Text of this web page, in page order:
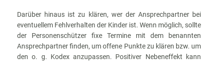
Darüber hinaus ist zu klären, wer der Ansprechpartner bei
eventuellem Fehlverhalten der Kinder ist. Wenn möglich, sollte
der Personenschützer fixe Termine mit dem benannten
Ansprechpartner finden, um offene Punkte zu klären bzw. um
den o. g. Kodex anzupassen. Positiver Nebeneffekt kann